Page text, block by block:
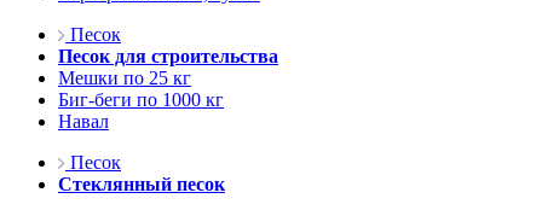
Песок
Песок для строительства
Мешки по 25 кг
Биг-беги по 1000 кг
Навал
Песок
Стеклянный песок